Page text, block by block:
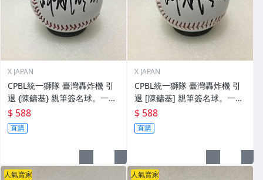
X JAPAN
CPBL統一獅隊 臺灣轟炸機 引
退 {陳鏞基} 親筆簽名球。一般
空白簽名棒球上.1
$ 588
直購
X JAPAN
CPBL統一獅隊 臺灣轟炸機 引
退 [陳鏞基] 親筆簽名球。一般
空白簽名棒球上.0
$ 588
直購
人氣賣家 人氣賣家